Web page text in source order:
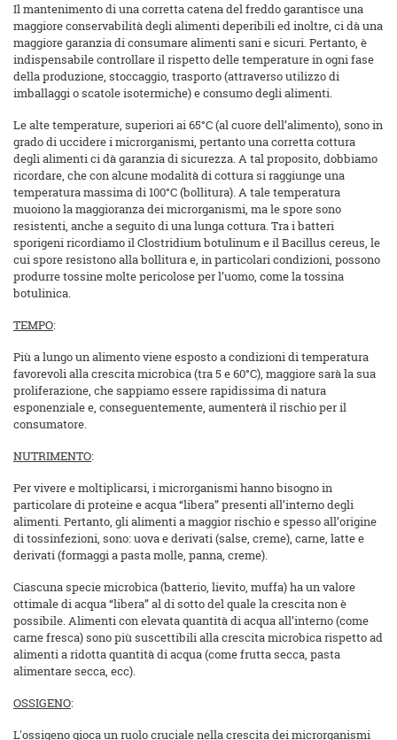
Il mantenimento di una corretta catena del freddo garantisce una
maggiore conservabilità degli alimenti deperibili ed inoltre, ci dà una
maggiore garanzia di consumare alimenti sani e sicuri. Pertanto, è
indispensabile controllare il rispetto delle temperature in ogni fase
della produzione, stoccaggio, trasporto (attraverso utilizzo di
imballaggi o scatole isotermiche) e consumo degli alimenti.
Le alte temperature, superiori ai 65°C (al cuore dell’alimento), sono in
grado di uccidere i microrganismi, pertanto una corretta cottura
degli alimenti ci dà garanzia di sicurezza. A tal proposito, dobbiamo
ricordare, che con alcune modalità di cottura si raggiunge una
temperatura massima di 100°C (bollitura). A tale temperatura
muoiono la maggioranza dei microrganismi, ma le spore sono
resistenti, anche a seguito di una lunga cottura. Tra i batteri
sporigeni ricordiamo il Clostridium botulinum e il Bacillus cereus, le
cui spore resistono alla bollitura e, in particolari condizioni, possono
produrre tossine molte pericolose per l’uomo, come la tossina
botulinica.
TEMPO:
Più a lungo un alimento viene esposto a condizioni di temperatura
favorevoli alla crescita microbica (tra 5 e 60°C), maggiore sarà la sua
proliferazione, che sappiamo essere rapidissima di natura
esponenziale e, conseguentemente, aumenterà il rischio per il
consumatore.
NUTRIMENTO:
Per vivere e moltiplicarsi, i microrganismi hanno bisogno in
particolare di proteine e acqua “libera” presenti all’interno degli
alimenti. Pertanto, gli alimenti a maggior rischio e spesso all’origine
di tossinfezioni, sono: uova e derivati (salse, creme), carne, latte e
derivati (formaggi a pasta molle, panna, creme).
Ciascuna specie microbica (batterio, lievito, muffa) ha un valore
ottimale di acqua “libera” al di sotto del quale la crescita non è
possibile. Alimenti con elevata quantità di acqua all’interno (come
carne fresca) sono più suscettibili alla crescita microbica rispetto ad
alimenti a ridotta quantità di acqua (come frutta secca, pasta
alimentare secca, ecc).
OSSIGENO:
L'ossigeno gioca un ruolo cruciale nella crescita dei microrganismi